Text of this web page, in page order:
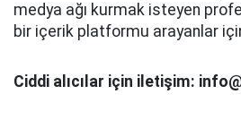
medya ağı kurmak isteyen
bir içerik platformu arayanlar
Ciddi alıcılar için iletişim: